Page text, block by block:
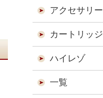
アクセサリー
カートリッジ
ハイレゾ
一覧